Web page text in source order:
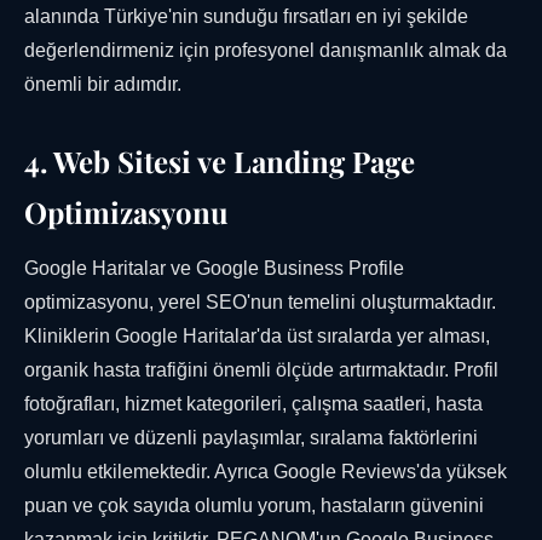
alanında Türkiye'nin sunduğu fırsatları en iyi şekilde
değerlendirmeniz için profesyonel danışmanlık almak da
önemli bir adımdır.
4. Web Sitesi ve Landing Page
Optimizasyonu
Google Haritalar ve Google Business Profile
optimizasyonu, yerel SEO'nun temelini oluşturmaktadır.
Kliniklerin Google Haritalar'da üst sıralarda yer alması,
organik hasta trafiğini önemli ölçüde artırmaktadır. Profil
fotoğrafları, hizmet kategorileri, çalışma saatleri, hasta
yorumları ve düzenli paylaşımlar, sıralama faktörlerini
olumlu etkilemektedir. Ayrıca Google Reviews'da yüksek
puan ve çok sayıda olumlu yorum, hastaların güvenini